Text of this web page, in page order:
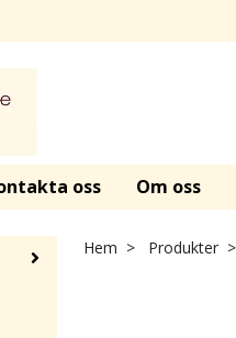
oss Om oss
Hem Produkter